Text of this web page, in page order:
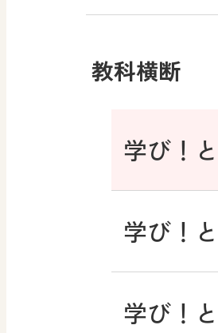
教科横断
学び！
学び！
学び！